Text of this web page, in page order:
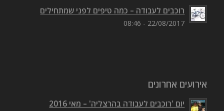
רוכבים לעבודה – כמה טיפים לפני שמתחילים
22/08/2017 - 08:46
אירועים אחרונים
יום 'רוכבים לעבודה בהרצליה' – מאי 2016